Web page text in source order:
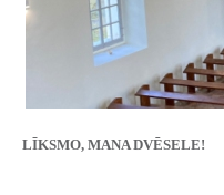
LĪKSMO, MANA DVĒSELE!